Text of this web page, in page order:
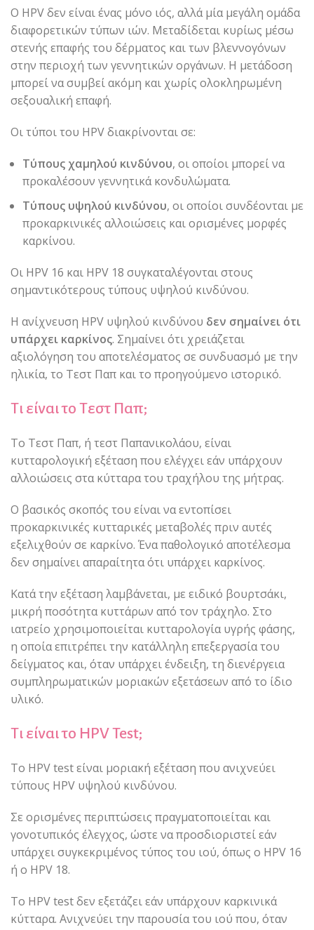
Ο HPV δεν είναι ένας μόνο ιός, αλλά μία μεγάλη ομάδα
διαφορετικών τύπων ιών. Μεταδίδεται κυρίως μέσω
στενής επαφής του δέρματος και των βλεννογόνων
στην περιοχή των γεννητικών οργάνων. Η μετάδοση
μπορεί να συμβεί ακόμη και χωρίς ολοκληρωμένη
σεξουαλική επαφή.
Οι τύποι του HPV διακρίνονται σε:
Τύπους χαμηλού κινδύνου, οι οποίοι μπορεί να
προκαλέσουν γεννητικά κονδυλώματα.
Τύπους υψηλού κινδύνου, οι οποίοι συνδέονται με
προκαρκινικές αλλοιώσεις και ορισμένες μορφές
καρκίνου.
Οι HPV 16 και HPV 18 συγκαταλέγονται στους
σημαντικότερους τύπους υψηλού κινδύνου.
Η ανίχνευση HPV υψηλού κινδύνου δεν σημαίνει ότι
υπάρχει καρκίνος. Σημαίνει ότι χρειάζεται
αξιολόγηση του αποτελέσματος σε συνδυασμό με την
ηλικία, το Τεστ Παπ και το προηγούμενο ιστορικό.
Τι είναι το Τεστ Παπ;
Το Τεστ Παπ, ή τεστ Παπανικολάου, είναι
κυτταρολογική εξέταση που ελέγχει εάν υπάρχουν
αλλοιώσεις στα κύτταρα του τραχήλου της μήτρας.
Ο βασικός σκοπός του είναι να εντοπίσει
προκαρκινικές κυτταρικές μεταβολές πριν αυτές
εξελιχθούν σε καρκίνο. Ένα παθολογικό αποτέλεσμα
δεν σημαίνει απαραίτητα ότι υπάρχει καρκίνος.
Κατά την εξέταση λαμβάνεται, με ειδικό βουρτσάκι,
μικρή ποσότητα κυττάρων από τον τράχηλο. Στο
ιατρείο χρησιμοποιείται κυτταρολογία υγρής φάσης,
η οποία επιτρέπει την κατάλληλη επεξεργασία του
δείγματος και, όταν υπάρχει ένδειξη, τη διενέργεια
συμπληρωματικών μοριακών εξετάσεων από το ίδιο
υλικό.
Τι είναι το HPV Test;
Το HPV test είναι μοριακή εξέταση που ανιχνεύει
τύπους HPV υψηλού κινδύνου.
Σε ορισμένες περιπτώσεις πραγματοποιείται και
γονοτυπικός έλεγχος, ώστε να προσδιοριστεί εάν
υπάρχει συγκεκριμένος τύπος του ιού, όπως ο HPV 16
ή ο HPV 18.
Το HPV test δεν εξετάζει εάν υπάρχουν καρκινικά
κύτταρα. Ανιχνεύει την παρουσία του ιού που, όταν